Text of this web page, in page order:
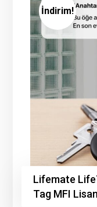
İndirim!
Lifemate
Tag MFI